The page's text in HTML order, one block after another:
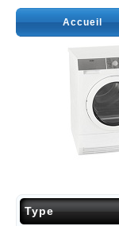
Accueil
Type